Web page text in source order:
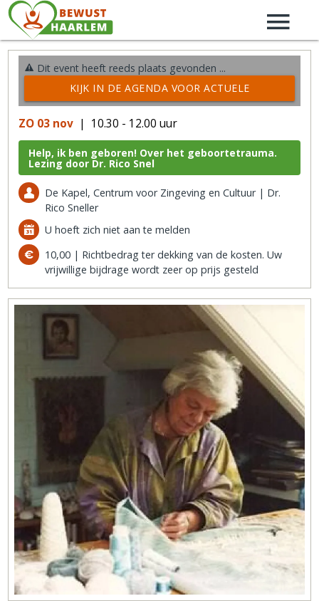
Dit event heeft reeds plaats gevonden ...
KIJK IN DE AGENDA VOOR ACTUELE
ZO 03 nov | 10.30 - 12.00 uur
Help, ik ben geboren! Over het geboortetrauma.
Lezing door Dr. Rico Snel
De Kapel, Centrum voor Zingeving en Cultuur | Dr.
Rico Sneller
U hoeft zich niet aan te melden
10,00 | Richtbedrag ter dekking van de kosten. Uw
vrijwillige bijdrage wordt zeer op prijs gesteld